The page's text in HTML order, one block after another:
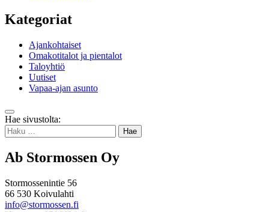
Kategoriat
Ajankohtaiset
Omakotitalot ja pientalot
Taloyhtiö
Uutiset
Vapaa-ajan asunto
Takaisin
ylös
Hae sivustolta:
Haku:
Ab Stormossen Oy
Stormossenintie 56
66 530 Koivulahti
info@stormossen.fi